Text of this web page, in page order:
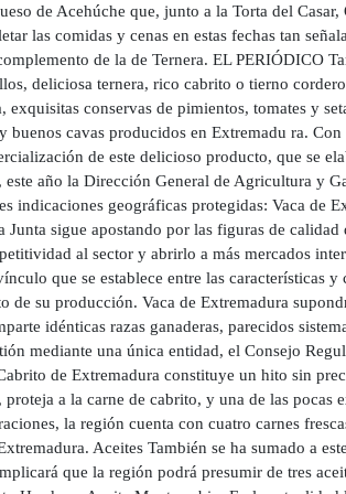
de Acehúche que, junto a la Torta del
las comidas y cenas en estas fechas tan
de la de Ternera. EL PERIÓDICO
deliciosa ternera, rico cabrito o tierno
exquisitas conservas de pimientos, tomates y
buenos cavas producidos en Extremadu ra.
de este delicioso producto, que se
este año la Dirección General de Agricultura y
indicaciones geográficas protegidas: Vaca de
Junta sigue apostando por las figuras de
al sector y abrirlo a más mercados
que se establece entre las características
de su producción. Vaca de Extremadura
idénticas razas ganaderas, parecidos
mediante una única entidad, el Consejo
de Extremadura constituye un hito sin
a la carne de cabrito, y una de las pocas
la región cuenta con cuatro carnes
Aceites También se ha sumado a
que la región podrá presumir de tres